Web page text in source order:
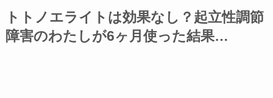
トトノエライトは効果なし？起立性調節
障害のわたしが6ヶ月使った結果…